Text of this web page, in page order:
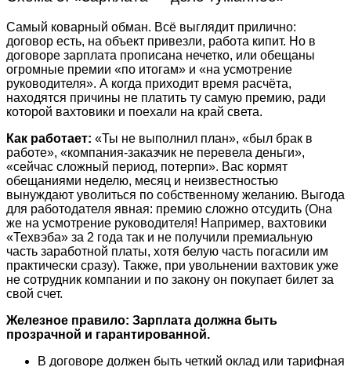
Самый коварный обман. Всё выглядит прилично:
договор есть, на объект привезли, работа кипит. Но в
договоре зарплата прописана нечетко, или обещаны
огромные премии «по итогам» и «на усмотрение
руководителя». А когда приходит время расчёта,
находятся причины не платить ту самую премию, ради
которой вахтовики и поехали на край света.
Как работает: «Ты не выполнил план», «был брак в
работе», «компания-заказчик не перевела деньги»,
«сейчас сложный период, потерпи». Вас кормят
обещаниями неделю, месяц и неизвестностью
вынуждают уволиться по собственному желанию. Выгода
для работодателя явная: премию сложно отсудить (Она
же на усмотрение руководителя! Например, вахтовики
«Техвэба» за 2 года так и не получили премиальную
часть заработной платы, хотя белую часть погасили им
практически сразу). Также, при увольнении вахтовик уже
не сотрудник компании и по закону он покупает билет за
свой счет.
Железное правило: Зарплата должна быть
прозрачной и гарантированной.
В договоре должен быть четкий оклад или тарифная